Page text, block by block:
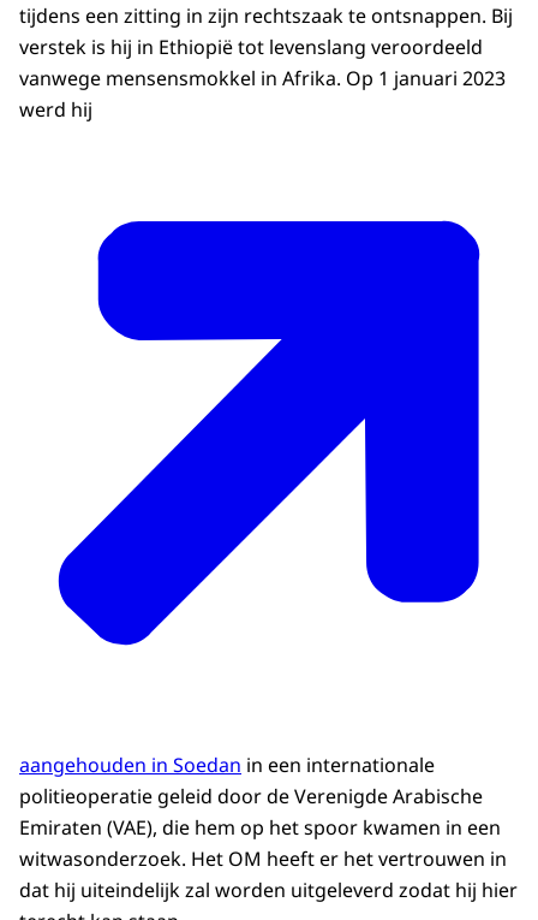
tijdens een zitting in zijn rechtszaak te ontsnappen. Bij
verstek is hij in Ethiopië tot levenslang veroordeeld
vanwege mensensmokkel in Afrika. Op 1 januari 2023
werd hij
aangehouden in Soedan in een internationale
politieoperatie geleid door de Verenigde Arabische
Emiraten (VAE), die hem op het spoor kwamen in een
witwasonderzoek. Het OM heeft er het vertrouwen in
dat hij uiteindelijk zal worden uitgeleverd zodat hij hier